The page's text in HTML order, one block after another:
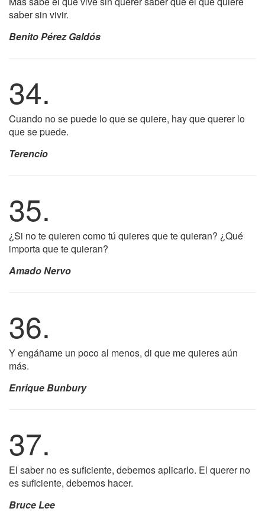
saber sin vivir.
Benito Pérez Galdós
34.
Cuando no se puede lo que se quiere, hay que querer lo
que se puede.
Terencio
35.
¿Si no te quieren como tú quieres que te quieran? ¿Qué
importa que te quieran?
Amado Nervo
36.
Y engáñame un poco al menos, di que me quieres aún
más.
Enrique Bunbury
37.
El saber no es suficiente, debemos aplicarlo. El querer no
es suficiente, debemos hacer.
Bruce Lee